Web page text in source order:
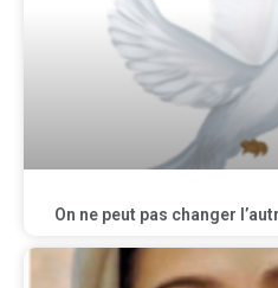
On ne peut pas changer